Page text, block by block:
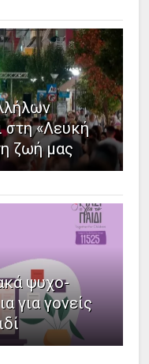
στη «Λευκή
ζωή μας
ψυχο-
για γονείς